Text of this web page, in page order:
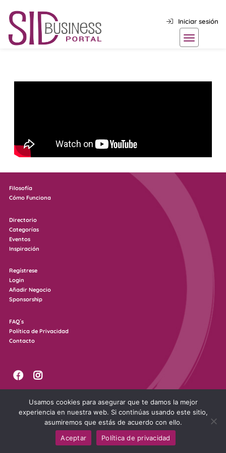
Iniciar sesión
Filosofía
Cómo Funciona
Directorio
Categorías
Eventos
Inspiración
Regístrese
Login
Añadir Negocio
Sponsorship
FAQ´s
Política de Privacidad
Contacto
© SID Business Portal 2023 / All rights reserved. /Develop by I3 Publicidad
Usamos cookies para asegurar que te damos la mejor
experiencia en nuestra web. Si continúas usando este sitio,
asumiremos que estás de acuerdo con ello.
Aceptar
Política de privacidad